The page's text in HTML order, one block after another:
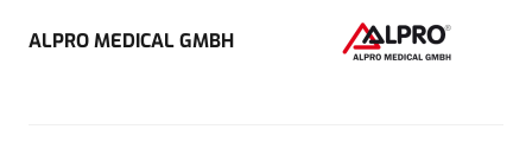
ALPRO MEDICAL GMBH